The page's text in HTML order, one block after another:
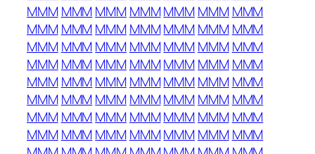
MMM MMMMMMMMMMMMMMM MMM
MMM MMMMMMMMMMMMMMM MMM
MMM MMMMMMMMMMMMMMM MMM
MMM MMMMMMMMMMMMMMM MMM
MMM MMMMMMMMMMMMMMM MMM
MMM MMMMMMMMMMMMMMM MMM
MMM MMMMMMMMMMMMMMM MMM
MMM MMMMMMMMMMMMMMM MMM